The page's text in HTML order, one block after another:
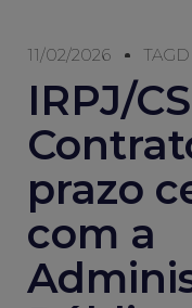
11/02/2026
IRPJ/
prazo
com a